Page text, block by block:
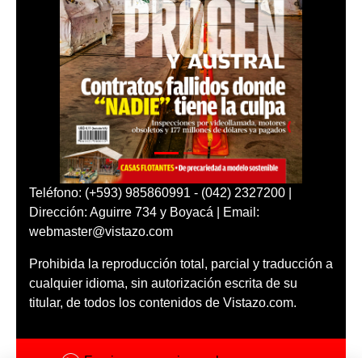
Teléfono: (+593) 985860991 - (042) 2327200 |
Dirección: Aguirre 734 y Boyacá | Email:
webmaster@vistazo.com
Prohibida la reproducción total, parcial y traducción a
cualquier idioma, sin autorización escrita de su
titular, de todos los contenidos de Vistazo.com.